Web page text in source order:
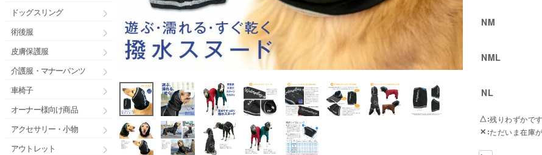
ドッグスリング
術後服
皮膚保護服
介護服・マナーパンツ
車椅子
オーナー様向け商品
アクセサリー・小物
アウトレット
NM
NML
NL
△ 残りわずかです
✕ ただいま在庫